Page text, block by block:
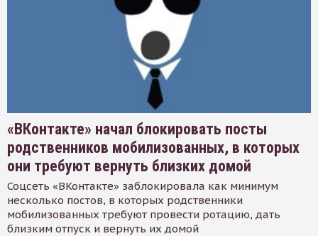
«ВКонтакте» начал блокировать посты
родственников мобилизованных, в которых
они требуют вернуть близких домой
Соцсеть «ВКонтакте» заблокировала как минимум
несколько постов, в которых родственники
мобилизованных требуют провести ротацию, дать
близким отпуск и вернуть их домой